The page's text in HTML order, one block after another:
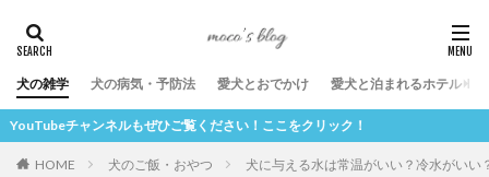
犬の雑学 犬の病気・予防法 愛犬とおでかけ 愛犬と泊まれるホテル
ひご覧ください！ここをクリック！
HOME 犬のご飯・おやつ 犬に与える水は常温がいい？冷水がい